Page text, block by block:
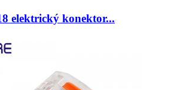
elektrický konektor...